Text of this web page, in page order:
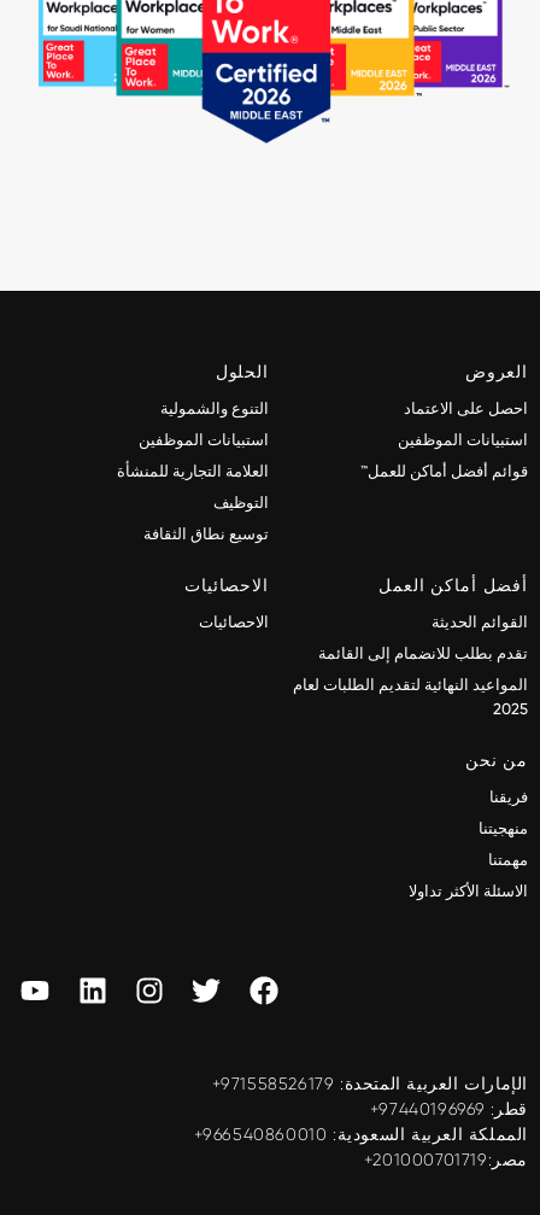
العروض
احصل على الاعتماد
استبيانات الموظفين
قوائم أفضل أماكن للعمل™
الحلول
التنوع والشمولية
استبيانات الموظفين
العلامة التجارية للمنشأة
التوظيف
توسيع نطاق الثقافة
أفضل أماكن العمل
القوائم الحديثة
تقدم بطلب للانضمام إلى القائمة
المواعيد النهائية لتقديم الطلبات لعام
2025
الاحصائيات
الاحصائيات
من نحن
فريقنا
منهجيتنا
مهمتنا
الاسئلة الأكثر تداولا
الإمارات العربية المتحدة: ‎+971558526179
قطر: ‎+97440196969
المملكة العربية السعودية: ‎+966540860010
مصر:201000701719+